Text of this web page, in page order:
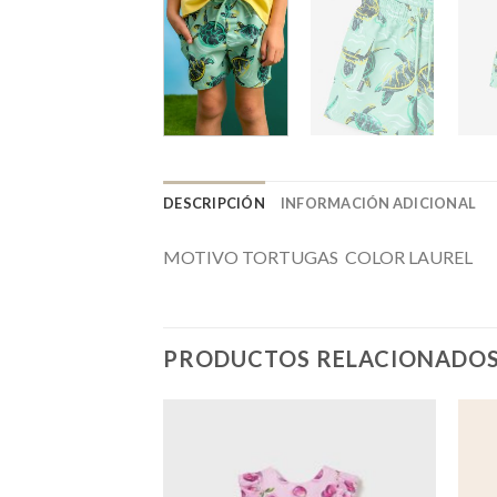
DESCRIPCIÓN INFORMACIÓN ADICIONAL
MOTIVO TORTUGAS COLOR LAUREL
PRODUCTOS